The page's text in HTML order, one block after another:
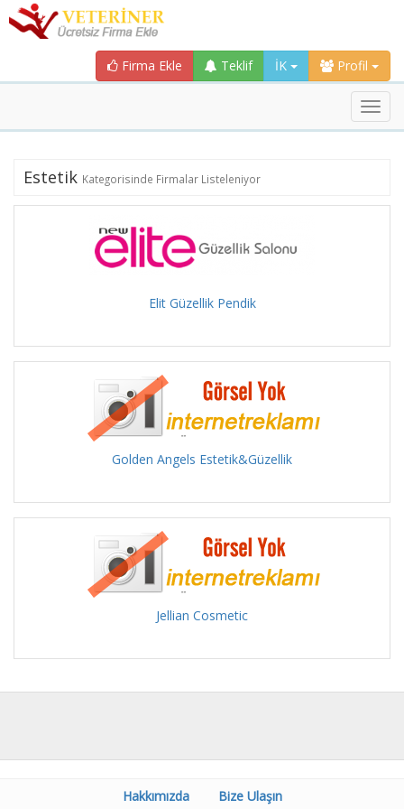
Firma Ekle Teklif İK Profil
Estetik Kategorisinde Firmalar Listeleniyor
Elit Güzellik Pendik
Golden Angels Estetik&Güzellik
Jellian Cosmetic
Hakkımızda Bize Ulaşın